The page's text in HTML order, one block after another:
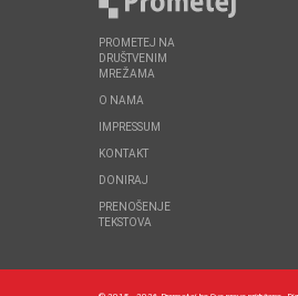
PROMETEJ NA
DRUŠTVENIM
MREŽAMA
O NAMA
IMPRESSUM
KONTAKT
DONIRAJ
PRENOŠENJE
TEKSTOVA